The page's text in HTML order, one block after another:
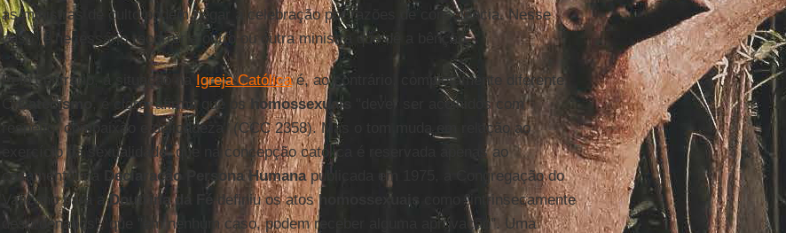
as ministras de culto podem negar a celebração por razões de consciência. Nesse
caso, é necessário recorrer a outro ou outra ministra que dê a bênção.
Pelo contrário, a situação na Igreja Católicaé, ao contrário, completamente diferente.
OCatecismo , é claro, afirma que os homossexuais
"dever ser acolhidos com
respeito, compaixão e delicadeza" (CCC 2358). Mas o tom muda em relação ao
exercício da sexualidade, que na concepção católica é reservada apenas ao
casamento: na
Declaração Persona Humanapublicada em 1975, a Congregação do
Vaticano para aDoutrina da Fé definiu os atoshomossexuais
como "intrinsecamente
desordenados", que "em nenhum caso, podem receber alguma aprovação". Uma